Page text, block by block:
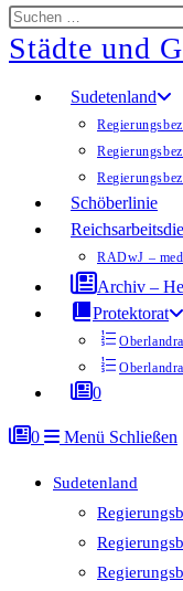
Diese
Website
durchsuchen
Städte und
Sudetenland
Schöberlinie
RADwJ –
Archiv –
Protektorat
0
0 Menü Schließen
Sudetenland